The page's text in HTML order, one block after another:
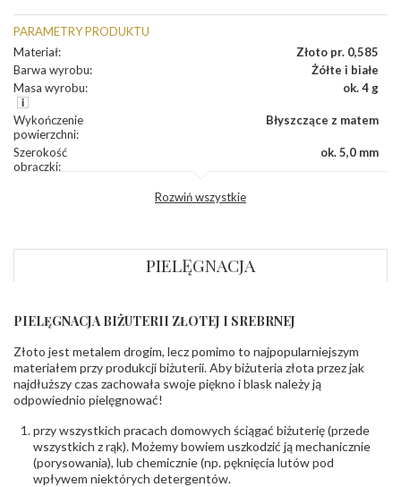
PARAMETRY PRODUKTU
Materiał:
Złoto pr. 0,585
Barwa wyrobu:
Żółte i białe
Masa wyrobu: ok. 4 g
Wykończenie
powierzchni:
Błyszczące z matem
Szerokość
obrączki:
ok. 5,0 mm
INNE PARAMETRY
Producent
odpowiedzialny:
PZ Stelmach Sp. z o.o. ul. Północna 22 45-805
Opole; NIP 7542889545; Tel. +48 77 54 90 100;
biuro@stelmach.pl
Bezpieczeństwo
ostrzeżenia:
Nie nadaje się dla dzieci w wieku poniżej 3 lat
zawierają nikiel
Rozwiń wszystkie
PIELĘGNACJA
PIELĘGNACJA BIŻUTERII ZŁOTEJ I SREBRNEJ
Złoto jest metalem drogim, lecz pomimo to najpopularniejszym
materiałem przy produkcji biżuterii. Aby biżuteria złota przez jak
najdłuższy czas zachowała swoje piękno i blask należy ją
odpowiednio pielęgnować!
przy wszystkich pracach domowych ściągać biżuterię (przede
wszystkich z rąk). Możemy bowiem uszkodzić ją mechanicznie
(porysowania), lub chemicznie (np. pęknięcia lutów pod
wpływem niektórych detergentów.